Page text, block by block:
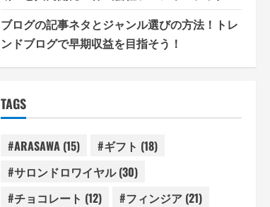
ブログの記事ネタとジャンル選びの方法！トレ
ンドブログで早期収益を目指そう！
TAGS
#ARASAWA(15) #ギフト (18)
#サロンドロワイヤル(30)
#チョコレート (12) #フィンジア(21)